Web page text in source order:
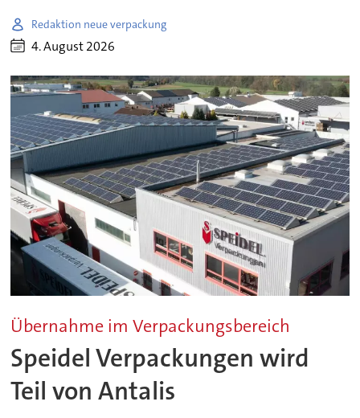
Redaktion neue verpackung
4. August 2026
Übernahme im Verpackungsbereich
Speidel Verpackungen wird
Teil von Antalis